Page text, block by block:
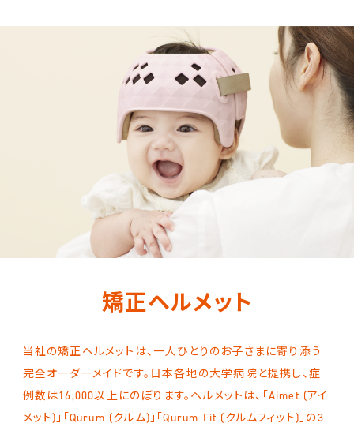
矯正ヘルメット
当社の矯正ヘルメットは、一人ひとりのお子さまに寄り添う
完全オーダーメイドです。日本各地の大学病院と提携し、症
例数は16,000以上にのぼります。ヘルメットは、「Aimet (アイ
メット)」「Qurum (クルム)」「Qurum Fit (クルムフィット)」の3